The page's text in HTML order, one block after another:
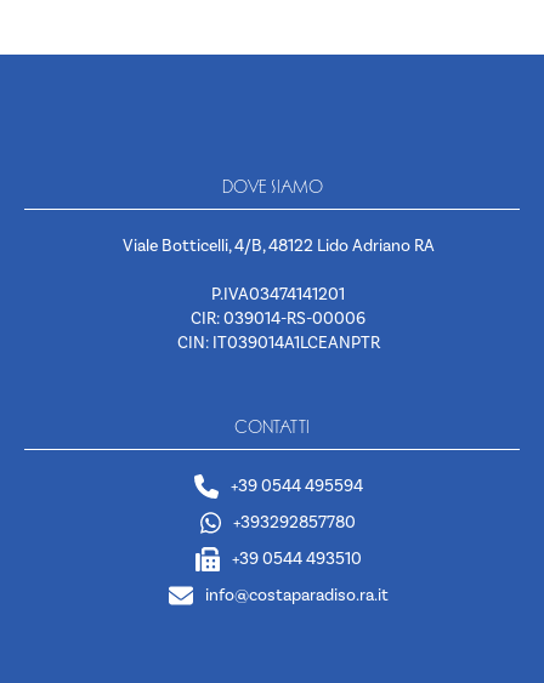
DOVE SIAMO
Viale Botticelli, 4/B, 48122 Lido Adriano RA
P.IVA03474141201
CIR: 039014-RS-00006
CIN: IT039014A1LCEANPTR
CONTATTI
+39 0544 495594
+393292857780
+39 0544 493510
info@costaparadiso.ra.it